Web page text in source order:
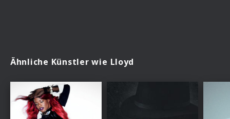
Ähnliche Künstler wie Lloyd